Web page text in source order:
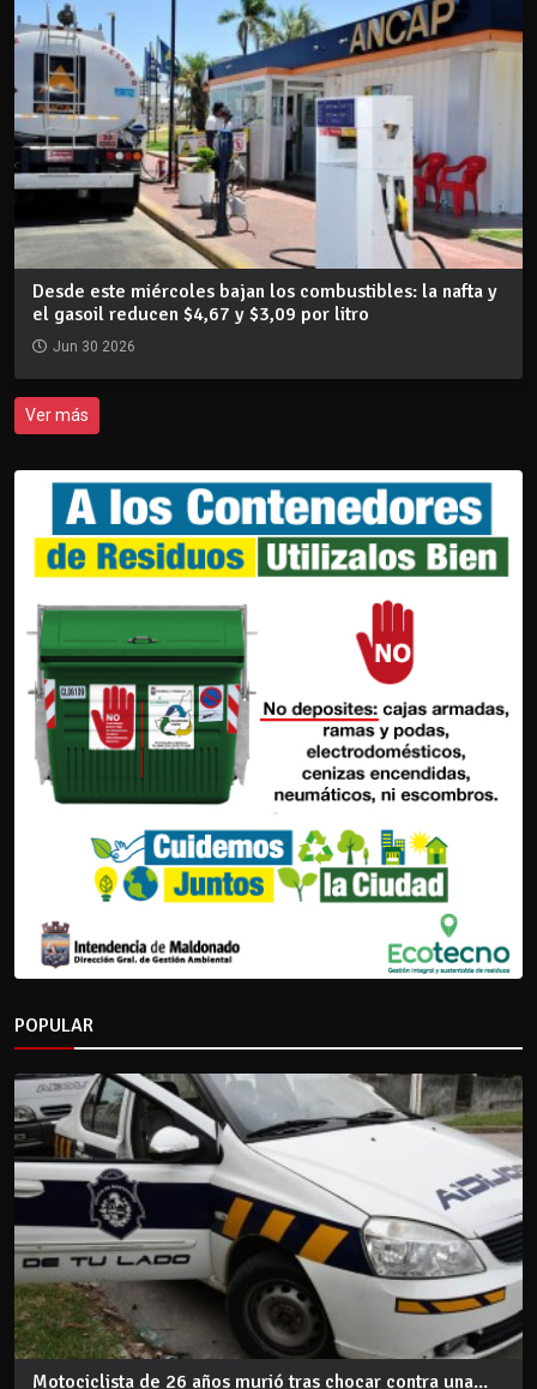
Desde este miércoles bajan los combustibles: la nafta y
el gasoil reducen $4,67 y $3,09 por litro
Jun 30 2026
Ver más
POPULAR
Motociclista de 26 años murió tras chocar contra una...